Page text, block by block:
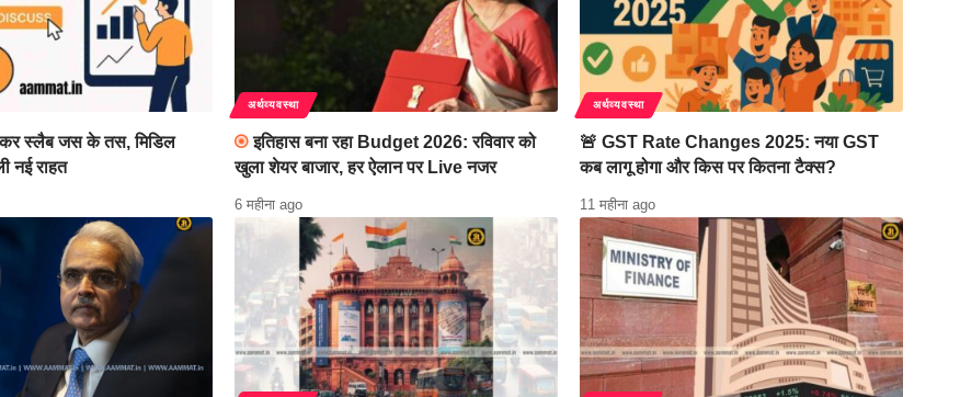
स्लैब जस के तस, मिडिल
नई राहत
अर्थव्यवस्था
इतिहास बना रहा Budget 2026: रविवार को
खुला शेयर बाजार, हर ऐलान पर Live नजर
6 महीना ago
अर्थव्यवस्था
🚨 GST Rate Changes 2025: नया GST
कब लागू होगा और किस पर कितना टैक्स?
11 महीना ago